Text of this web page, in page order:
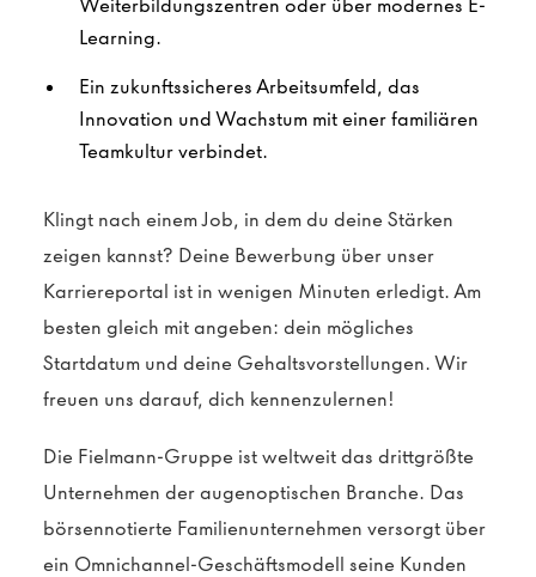
Weiterbildungszentren oder über modernes E-
Learning.
Ein zukunftssicheres Arbeitsumfeld, das
Innovation und Wachstum mit einer familiären
Teamkultur verbindet.
Klingt nach einem Job, in dem du deine Stärken
zeigen kannst? Deine Bewerbung über unser
Karriereportal ist in wenigen Minuten erledigt. Am
besten gleich mit angeben: dein mögliches
Startdatum und deine Gehaltsvorstellungen. Wir
freuen uns darauf, dich kennenzulernen!
Die Fielmann-Gruppe ist weltweit das drittgrößte
Unternehmen der augenoptischen Branche. Das
börsennotierte Familienunternehmen versorgt über
ein Omnichannel-Geschäftsmodell seine Kunden